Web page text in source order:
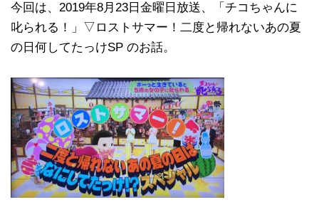
今回は、2019年8月23日金曜日放送、「チコちゃんに
叱られる！」▽ロストサマー！二度と帰れないあの夏
の日何してたっけSP のお話。